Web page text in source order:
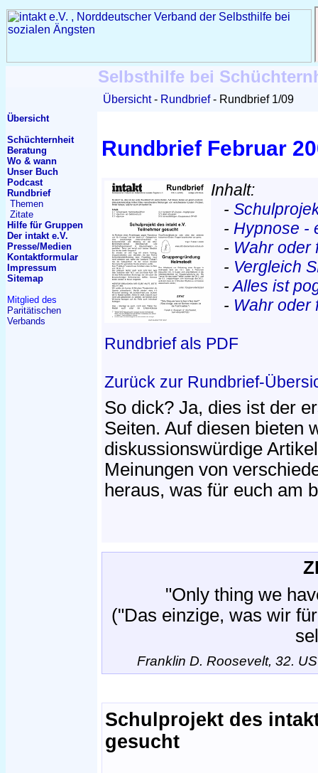
Selbsthilfe bei
Übersicht Rundbrief Rundbrief 1/09
Übersicht
Schüchternheit
Beratung
Wo & wann
Unser Buch
Podcast
Rundbrief
Themen
Zitate
Hilfe für Gruppen
Der intakt e.V.
Presse/Medien
Kontaktformular
Impressum
Sitemap
Mitglied des
Paritätischen
Verbands
Rundbrief Februar
Inhalt:
-
- Hypnose -
- Wahr oder
- Vergleich
-Alles ist
- Wahr oder
Rundbrief als PDF
Zurück zur Rundbrief-
So dick? Ja, dies ist der
Seiten. Auf diesen bieten
diskussionswürdige
Meinungen von
heraus, was für euch am
"Only thing we
("Das einzige, was wir
Franklin D. Roosevelt, 32.
Schulprojekt des
gesucht